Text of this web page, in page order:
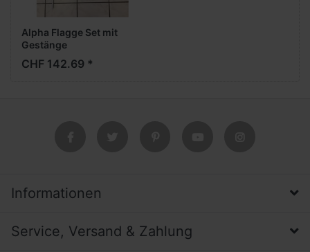
Alpha Flagge Set mit
Gestänge
CHF 142.69 *
Informationen
Service, Versand & Zahlung